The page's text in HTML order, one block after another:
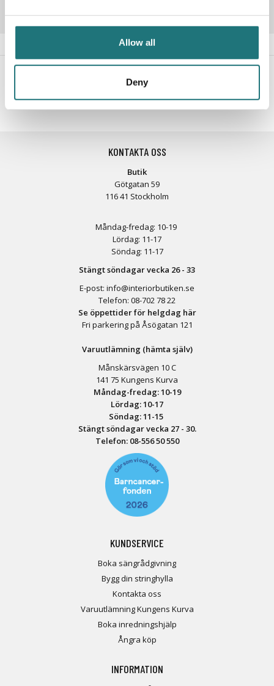
Allow all
Deny
inspiration, erbjudanden och nyheter!
KONTAKTA OSS
Butik
Götgatan 59
116 41 Stockholm
Måndag-fredag: 10-19
Lördag: 11-17
Söndag: 11-17
Stängt söndagar vecka 26 - 33
E-post: info@interiorbutiken.se
Telefon: 08-702 78 22
Se öppettider för helgdag här
Fri parkering på Åsögatan 121
Varuutlämning (hämta själv)
Månskärsvägen 10 C
141 75 Kungens Kurva
Måndag-fredag: 10-19
Lördag: 10-17
Söndag: 11-15
Stängt söndagar vecka 27 - 30.
Telefon: 08-556 50 550
KUNDSERVICE
Boka sängrådgivning
Bygg din stringhylla
Kontakta oss
Varuutlämning Kungens Kurva
Boka inredningshjälp
Ångra köp
INFORMATION